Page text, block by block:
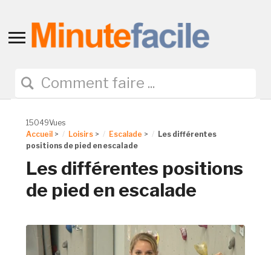
Toggle
navigation
15049Vues
Accueil > Loisirs > Escalade >
Les différentes
positions de pied en escalade
Les différentes positions
de pied en escalade